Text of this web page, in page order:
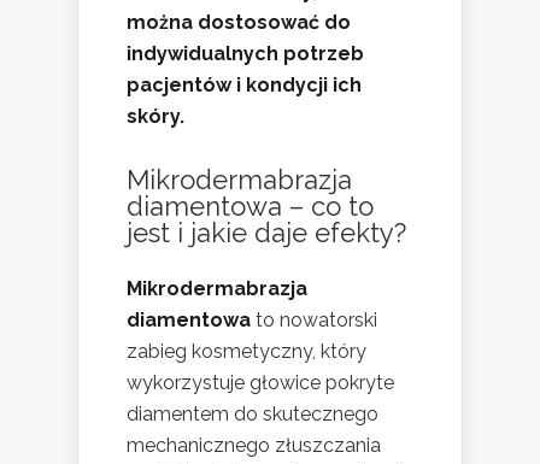
można dostosować do
indywidualnych potrzeb
pacjentów i kondycji ich
skóry.
Mikrodermabrazja
diamentowa – co to
jest i jakie daje efekty?
Mikrodermabrazja
diamentowa to nowatorski
zabieg kosmetyczny, który
wykorzystuje głowice pokryte
diamentem do skutecznego
mechanicznego złuszczania